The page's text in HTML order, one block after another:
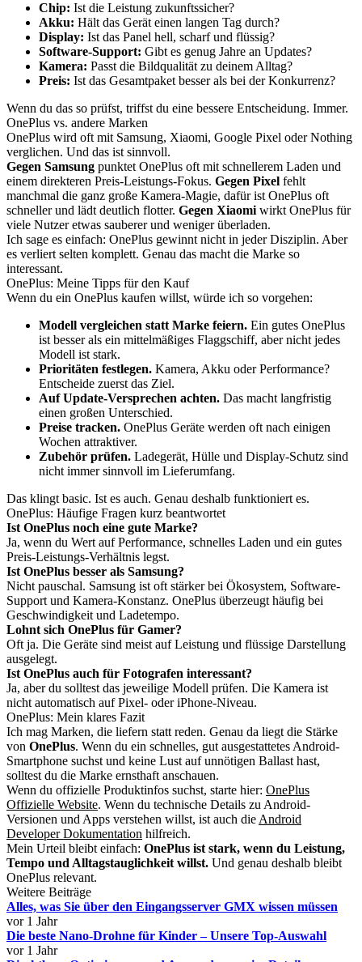
Chip: Ist die Leistung zukunftssicher?
Akku: Hält das Gerät einen langen Tag durch?
Display: Ist das Panel hell, scharf und flüssig?
Software-Support: Gibt es genug Jahre an Updates?
Kamera: Passt die Bildqualität zu deinem Alltag?
Preis: Ist das Gesamtpaket besser als bei der Konkurrenz?
Wenn du das so prüfst, triffst du eine bessere Entscheidung. Immer.
OnePlus vs. andere Marken
OnePlus wird oft mit Samsung, Xiaomi, Google Pixel oder Nothing
verglichen. Und das ist sinnvoll.
Gegen Samsung punktet OnePlus oft mit schnellerem Laden und
einem direkteren Preis-Leistungs-Fokus. Gegen Pixel fehlt
manchmal die ganz große Kamera-Magie, dafür ist OnePlus oft
schneller und lädt deutlich flotter. Gegen Xiaomi wirkt OnePlus für
viele Nutzer etwas sauberer und weniger überladen.
Ich sage es einfach: OnePlus gewinnt nicht in jeder Disziplin. Aber
es verliert selten komplett. Genau das macht die Marke so
interessant.
OnePlus: Meine Tipps für den Kauf
Wenn du ein OnePlus kaufen willst, würde ich so vorgehen:
Modell vergleichen statt Marke feiern. Ein gutes OnePlus
ist besser als ein mittelmäßiges Flaggschiff, aber nicht jedes
Modell ist stark.
Prioritäten festlegen. Kamera, Akku oder Performance?
Entscheide zuerst das Ziel.
Auf Update-Versprechen achten. Das macht langfristig
einen großen Unterschied.
Preise tracken. OnePlus Geräte werden oft nach einigen
Wochen attraktiver.
Zubehör prüfen. Ladegerät, Hülle und Display-Schutz sind
nicht immer sinnvoll im Lieferumfang.
Das klingt basic. Ist es auch. Genau deshalb funktioniert es.
OnePlus: Häufige Fragen kurz beantwortet
Ist OnePlus noch eine gute Marke?
Ja, wenn du Wert auf Performance, schnelles Laden und ein gutes
Preis-Leistungs-Verhältnis legst.
Ist OnePlus besser als Samsung?
Nicht pauschal. Samsung ist oft stärker bei Ökosystem, Software-
Support und Kamera-Konstanz. OnePlus überzeugt häufig bei
Geschwindigkeit und Ladetempo.
Lohnt sich OnePlus für Gamer?
Oft ja. Die Geräte sind meist auf Leistung und flüssige Darstellung
ausgelegt.
Ist OnePlus auch für Fotografen interessant?
Ja, aber du solltest das jeweilige Modell prüfen. Die Kamera ist
nicht automatisch auf Pixel- oder iPhone-Niveau.
OnePlus: Mein klares Fazit
Ich mag Marken, die liefern statt reden. Genau da liegt die Stärke
von OnePlus. Wenn du ein schnelles, gut ausgestattetes Android-
Smartphone suchst und keine Lust auf unnötigen Ballast hast,
solltest du die Marke ernsthaft anschauen.
Wenn du offizielle Produktinfos suchst, starte hier: OnePlus
Offizielle Website. Wenn du technische Details zu Android-
Versionen und Apps verstehen willst, ist auch die Android
Developer Dokumentation hilfreich.
Mein Urteil bleibt einfach: OnePlus ist stark, wenn du Leistung,
Tempo und Alltagstauglichkeit willst. Und genau deshalb bleibt
OnePlus relevant.
Weitere Beiträge
Alles, was Sie über den Eingangsserver GMX wissen müssen
vor 1 Jahr
Die beste Nano-Drohne für Kinder – Unsere Top-Auswahl
vor 1 Jahr